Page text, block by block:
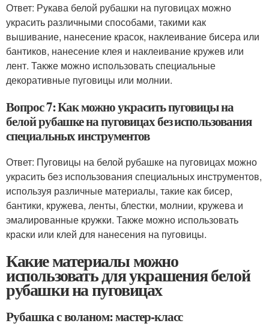
Ответ: Рукава белой рубашки на пуговицах можно
украсить различными способами, такими как
вышивание, нанесение красок, наклеивание бисера или
бантиков, нанесение клея и наклеивание кружев или
лент. Также можно использовать специальные
декоративные пуговицы или молнии.
Вопрос 7: Как можно украсить пуговицы на
белой рубашке на пуговицах без использования
специальных инструментов
Ответ: Пуговицы на белой рубашке на пуговицах можно
украсить без использования специальных инструментов,
используя различные материалы, такие как бисер,
бантики, кружева, ленты, блестки, молнии, кружева и
эмалированные кружки. Также можно использовать
краски или клей для нанесения на пуговицы.
Какие материалы можно
использовать для украшения белой
рубашки на пуговицах
Рубашка с воланом: мастер-класс